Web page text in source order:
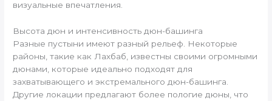
визуальные впечатления.
Высота дюн и интенсивность дюн-башинга
Разные пустыни имеют разный рельеф. Некоторые
районы, такие как Лахбаб, известны своими огромными
дюнами, которые идеально подходят для
захватывающего и экстремального дюн-башинга.
Другие локации предлагают более пологие дюны, что